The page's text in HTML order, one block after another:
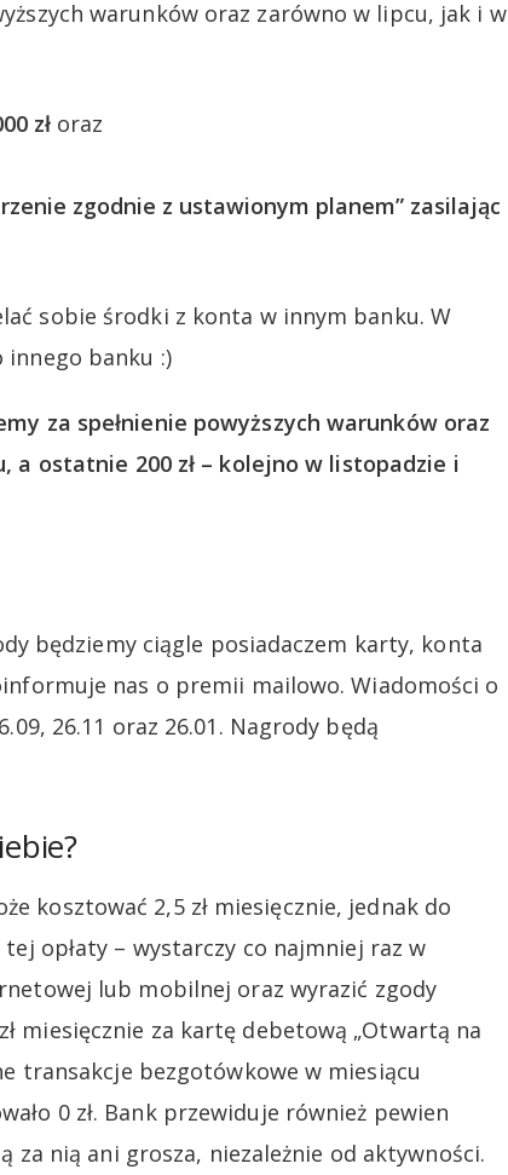
warunków oraz zarówno w lipcu, jak i w
zł oraz
zgodnie z ustawionym planem” zasilając
sobie środki z konta w innym banku. W
innego banku :)
za spełnienie powyższych warunków oraz
a ostatnie 200 zł – kolejno w listopadzie i
będziemy ciągle posiadaczem karty, konta
nas o premii mailowo. Wiadomości o
26.11 oraz 26.01. Nagrody będą
kosztować 2,5 zł miesięcznie, jednak do
opłaty – wystarczy co najmniej raz w
lub mobilnej oraz wyrazić zgody
miesięcznie za kartę debetową „Otwartą na
transakcje bezgotówkowe w miesiącu
0 zł. Bank przewiduje również pewien
za nią ani grosza, niezależnie od aktywności.